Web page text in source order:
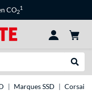
CO2
1
Marques SSD Corsair